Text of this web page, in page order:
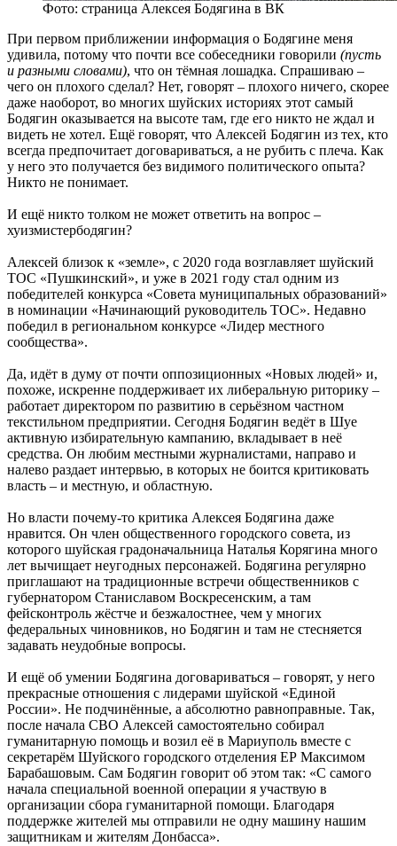
Фото: страница Алексея Бодягина в ВК
При первом приближении информация о Бодягине меня
удивила, потому что почти все собеседники говорили (пусть
и разными словами), что он тёмная лошадка. Спрашиваю –
чего он плохого сделал? Нет, говорят – плохого ничего, скорее
даже наоборот, во многих шуйских историях этот самый
Бодягин оказывается на высоте там, где его никто не ждал и
видеть не хотел. Ещё говорят, что Алексей Бодягин из тех, кто
всегда предпочитает договариваться, а не рубить с плеча. Как
у него это получается без видимого политического опыта?
Никто не понимает.
И ещё никто толком не может ответить на вопрос –
хуизмистербодягин?
Алексей близок к «земле», с 2020 года возглавляет шуйский
ТОС «Пушкинский», и уже в 2021 году стал одним из
победителей конкурса «Совета муниципальных образований»
в номинации «Начинающий руководитель ТОС». Недавно
победил в региональном конкурсе «Лидер местного
сообщества».
Да, идёт в думу от почти оппозиционных «Новых людей» и,
похоже, искренне поддерживает их либеральную риторику –
работает директором по развитию в серьёзном частном
текстильном предприятии. Сегодня Бодягин ведёт в Шуе
активную избирательную кампанию, вкладывает в неё
средства. Он любим местными журналистами, направо и
налево раздает интервью, в которых не боится критиковать
власть – и местную, и областную.
Но власти почему-то критика Алексея Бодягина даже
нравится. Он член общественного городского совета, из
которого шуйская градоначальница Наталья Корягина много
лет вычищает неугодных персонажей. Бодягина регулярно
приглашают на традиционные встречи общественников с
губернатором Станиславом Воскресенским, а там
фейсконтроль жёстче и безжалостнее, чем у многих
федеральных чиновников, но Бодягин и там не стесняется
задавать неудобные вопросы.
И ещё об умении Бодягина договариваться – говорят, у него
прекрасные отношения с лидерами шуйской «Единой
России». Не подчинённые, а абсолютно равноправные. Так,
после начала СВО Алексей самостоятельно собирал
гуманитарную помощь и возил её в Мариуполь вместе с
секретарём Шуйского городского отделения ЕР Максимом
Барабашовым. Сам Бодягин говорит об этом так: «С самого
начала специальной военной операции я участвую в
организации сбора гуманитарной помощи. Благодаря
поддержке жителей мы отправили не одну машину нашим
защитникам и жителям Донбасса».